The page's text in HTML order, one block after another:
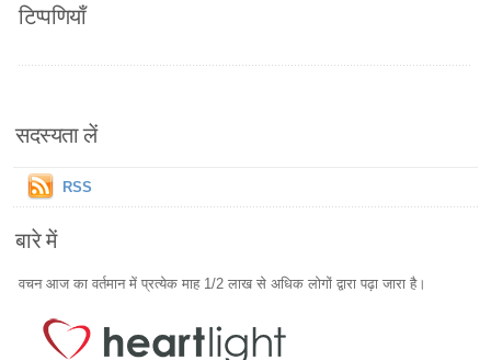
टिप्पणियाँ
सदस्यता लें
RSS
बारे में
वचन आज का वर्तमान में प्रत्येक माह 1/2 लाख से अधिक लोगों द्वारा पढ़ा जारा है।